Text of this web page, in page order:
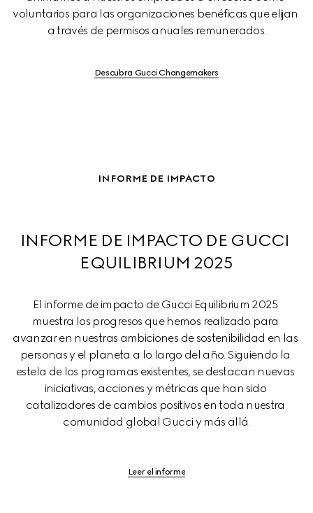
voluntarios para las organizaciones benéficas que elijan
a través de permisos anuales remunerados.
Descubra Gucci Changemakers
INFORME DE IMPACTO
INFORME DE IMPACTO DE GUCCI
EQUILIBRIUM 2025
El informe de impacto de Gucci Equilibrium 2025
muestra los progresos que hemos realizado para
avanzar en nuestras ambiciones de sostenibilidad en las
personas y el planeta a lo largo del año. Siguiendo la
estela de los programas existentes, se destacan nuevas
iniciativas, acciones y métricas que han sido
catalizadores de cambios positivos en toda nuestra
comunidad global Gucci y más allá.
Leer el informe